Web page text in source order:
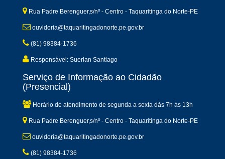
Rua Padre Berenguer,s/nº - Centro - Taquaritinga do Norte-PE
ouvidoria@taquaritingadonorte.pe.gov.br
(81) 98384-1736
Responsável: Suerlan Santiago
Serviço de Informação ao Cidadão
(Presencial)
Horário de atendimento de segunda a sexta dàs 7h às 13h
Rua Padre Berenguer,s/nº - Centro - Taquaritinga do Norte-PE
ouvidoria@taquaritingadonorte.pe.gov.br
(81) 98384-1736